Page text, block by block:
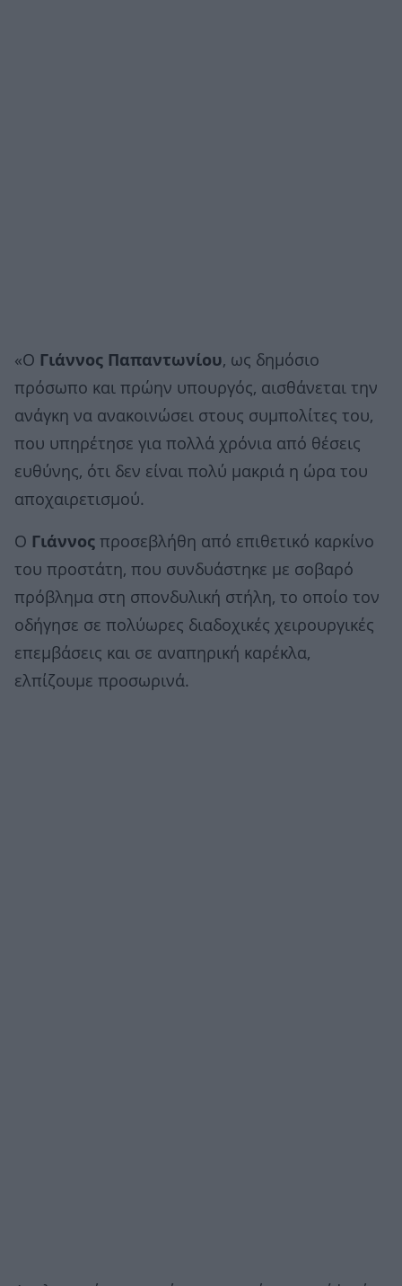
«Ο Γιάννος Παπαντωνίου, ως δημόσιο
πρόσωπο και πρώην υπουργός, αισθάνεται την
ανάγκη να ανακοινώσει στους συμπολίτες του,
που υπηρέτησε για πολλά χρόνια από θέσεις
ευθύνης, ότι δεν είναι πολύ μακριά η ώρα του
αποχαιρετισμού.
Ο Γιάννος προσεβλήθη από επιθετικό καρκίνο
του προστάτη, που συνδυάστηκε με σοβαρό
πρόβλημα στη σπονδυλική στήλη, το οποίο τον
οδήγησε σε πολύωρες διαδοχικές χειρουργικές
επεμβάσεις και σε αναπηρική καρέκλα,
ελπίζουμε προσωρινά.